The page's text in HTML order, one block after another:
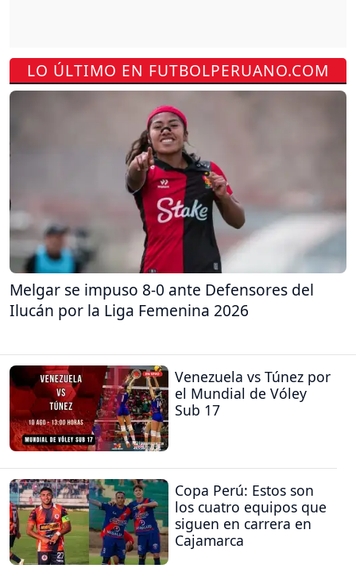
LO ÚLTIMO EN FUTBOLPERUANO.COM
Melgar se impuso 8-0 ante Defensores del
Ilucán por la Liga Femenina 2026
Venezuela vs Túnez por
el Mundial de Vóley
Sub 17
Copa Perú: Estos son
los cuatro equipos que
siguen en carrera en
Cajamarca